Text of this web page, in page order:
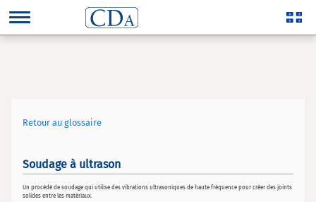
Retour au glossaire
Soudage à ultrason
Un procédé de soudage qui utilise des vibrations ultrasoniques de haute fréquence pour créer des joints
solides entre les matériaux.